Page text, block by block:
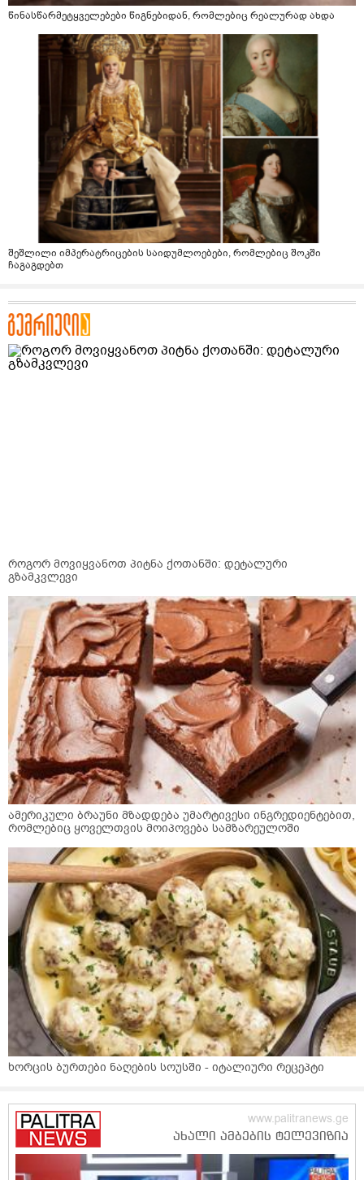
წინასწარმეტყველებები წიგნებიდან, რომლებიც რეალურად ახდა
შეშლილი იმპერატრიცების საიდუმლოებები, რომლებიც შოკში
ჩაგაგდებთ
როგორ მოვიყვანოთ პიტნა ქოთანში: დეტალური
გზამკვლევი
ამერიკული ბრაუნი მზადდება უმარტივესი ინგრედიენტებით,
რომლებიც ყოველთვის მოიპოვება სამზარეულოში
ხორცის ბურთები ნაღების სოუსში - იტალიური რეცეპტი